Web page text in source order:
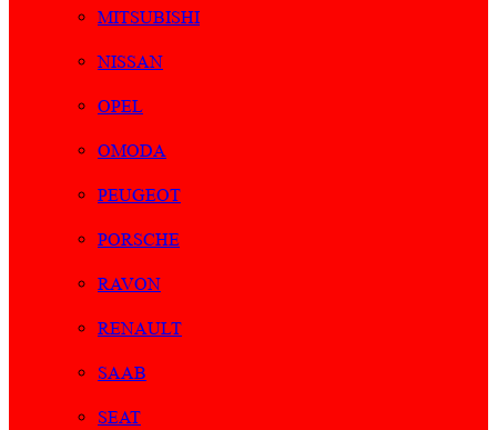
MITSUBISHI
NISSAN
OPEL
OMODA
PEUGEOT
PORSCHE
RAVON
RENAULT
SAAB
SEAT